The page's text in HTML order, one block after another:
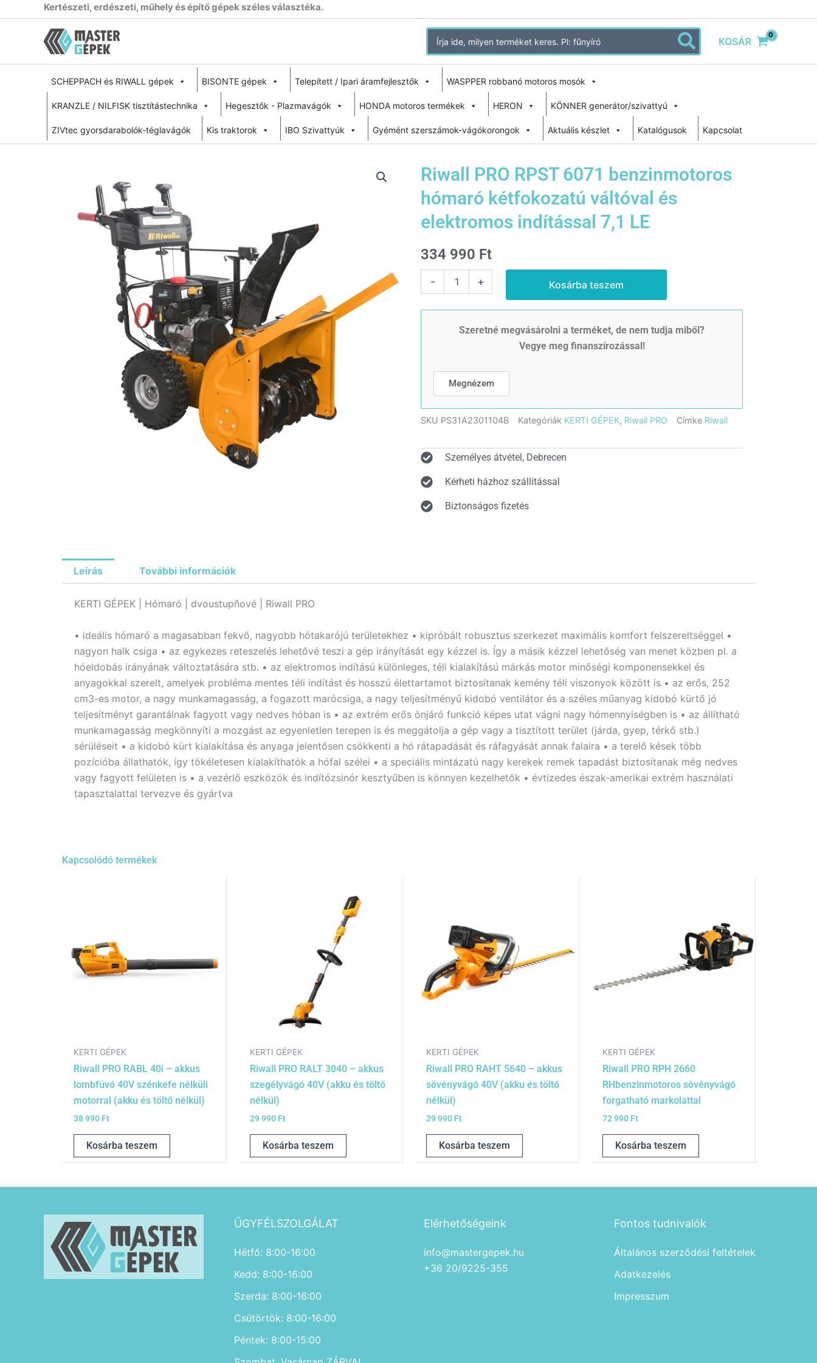
Kertészeti, erdészeti, műhely és építő gépek széles választéka.
Search
for:
KOSÁR
SCHEPPACH és RIWALL gépek BISONTE gépek Telepített / Ipari áramfejlesztők WASPPER robbanó motoros mosók
KRANZLE / NILFISK tisztítástechnika Hegesztők - Plazmavágók HONDA motoros termékek HERON KÖNNER generátor/szivattyú
ZIVtec gyorsdarabolók-téglavágók Kis traktorok IBO Szivattyúk Gyémént szerszámok-vágókorongok Aktuális készlet Katalógusok Kapcsolat
Riwall PRO RPST 6071 benzinmotoros
hómaró kétfokozatú váltóval és
elektromos indítással 7,1 LE
334 990 Ft
-
6071
elektromos
indítással
7,1
LE
+ Kosárba teszem
Szeretné megvásárolni a terméket, de nem tudja miből?
Vegye meg finanszírozással!
Megnézem
SKU PS31A2301104B Kategóriák KERTI GÉPEK, Riwall PRO Címke Riwall
Személyes átvétel, Debrecen
Kérheti házhoz szállítással
Biztonságos fizetés
Leírás További információk
KERTI GÉPEK | Hómaró | dvoustupňové | Riwall PRO
• ideális hómaró a magasabban fekvő, nagyobb hótakarójú területekhez • kipróbált robusztus szerkezet maximális komfort felszereltséggel •
nagyon halk csiga • az egykezes reteszelés lehetővé teszi a gép irányítását egy kézzel is. Így a másik kézzel lehetőség van menet közben pl. a
hóeldobás irányának változtatására stb. • az elektromos indítású különleges, téli kialakítású márkás motor minőségi komponensekkel és
anyagokkal szerelt, amelyek probléma mentes téli indítást és hosszú élettartamot biztosítanak kemény téli viszonyok között is • az erős, 252
cm3-es motor, a nagy munkamagasság, a fogazott marócsiga, a nagy teljesítményű kidobó ventilátor és a széles műanyag kidobó kürtő jó
teljesítményt garantálnak fagyott vagy nedves hóban is • az extrém erős önjáró funkció képes utat vágni nagy hómennyiségben is • az állítható
munkamagasság megkönnyíti a mozgást az egyenletlen terepen is és meggátolja a gép vagy a tisztított terület (járda, gyep, térkő stb.)
sérüléseit • a kidobó kürt kialakítása és anyaga jelentősen csökkenti a hó rátapadását és ráfagyását annak falaira • a terelő kések több
pozícióba állathatók, így tökéletesen kialakíthatók a hófal szélei • a speciális mintázatú nagy kerekek remek tapadást biztosítanak még nedves
vagy fagyott felületen is • a vezérlő eszközök és indítózsinór kesztyűben is könnyen kezelhetők • évtizedes észak-amerikai extrém használati
tapasztalattal tervezve és gyártva
Kapcsolódó termékek
KERTI GÉPEK
Riwall PRO RABL 40i – akkus
lombfúvó 40V szénkefe nélküli
motorral (akku és töltő nélkül)
38 990 Ft
Kosárba teszem
KERTI GÉPEK
Riwall PRO RALT 3040 – akkus
szegélyvágó 40V (akku és töltő
nélkül)
29 990 Ft
Kosárba teszem
KERTI GÉPEK
Riwall PRO RAHT 5640 – akkus
sövényvágó 40V (akku és töltő
nélkül)
29 990 Ft
Kosárba teszem
KERTI GÉPEK
Riwall PRO RPH 2660
RHbenzinmotoros sövényvágó
forgatható markolattal
72 990 Ft
Kosárba teszem
ÜGYFÉLSZOLGÁLAT
Hétfő: 8:00-16:00
Kedd: 8:00-16:00
Szerda: 8:00-16:00
Csütörtök: 8:00-16:00
Péntek: 8:00-15:00
Elérhetőségeink
info@mastergepek.hu
+36 20/9225-355
Fontos tudnivalók
Általános szerződési feltételek
Adatkezelés
Impresszum